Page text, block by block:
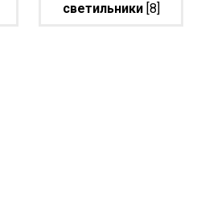
светильники [8]